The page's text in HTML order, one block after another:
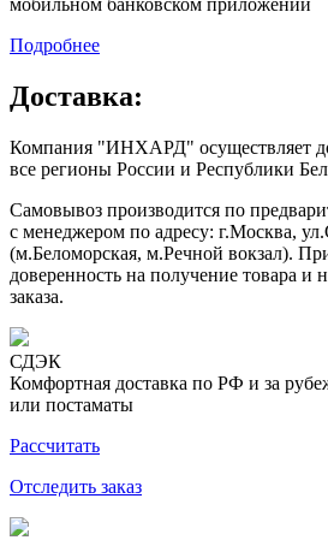
мобильном банковском приложении
Подробнее
Доставка:
Компания "ИНХАРД" осуществляет
все регионы России и Республики
Самовывоз производится по
с менеджером по адресу: г.Москва,
(м.Беломорская, м.Речной вокзал).
доверенность на получение товара и
заказа.
СДЭК
Комфортная доставка по РФ и за
или постаматы
Рассчитать
Отследить заказ